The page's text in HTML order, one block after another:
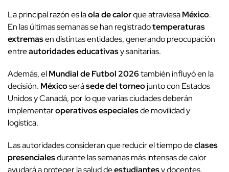
La principal razón es laola de calorque atraviesaMéxico.
En las últimas semanas se han registradotemperaturas
extremasen distintas entidades, generando preocupación
entreautoridades educativasy sanitarias.
Además, elMundial de Futbol 2026también influyó en la
decisión. Méxicoserásede del torneojunto con Estados
Unidos y Canadá, por lo que varias ciudades deberán
implementaroperativos especialesde movilidad y
logística.
Las autoridades consideran que reducir el tiempo declases
presencialesdurante las semanas más intensas de calor
ayudará a proteger la salud deestudiantesy docentes.